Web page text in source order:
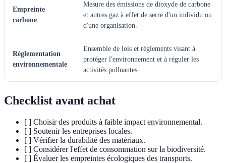
Empreinte
carbone
Mesure des émissions de dioxyde de carbone
et autres gaz à effet de serre d'un individu ou
d'une organisation.
Règlementation
environnementale
Ensemble de lois et règlements visant à
protéger l'environnement et à réguler les
activités polluantes.
Checklist avant achat
[ ] Choisir des produits à faible impact environnemental.
[ ] Soutenir les entreprises locales.
[ ] Vérifier la durabilité des matériaux.
[ ] Considérer l'effet de consommation sur la biodiversité.
[ ] Évaluer les empreintes écologiques des transports.